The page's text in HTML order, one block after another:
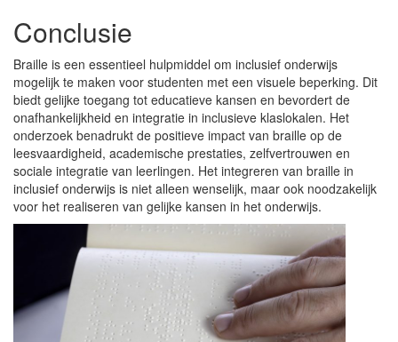
Conclusie
Braille is een essentieel hulpmiddel om inclusief onderwijs
mogelijk te maken voor studenten met een visuele beperking. Dit
biedt gelijke toegang tot educatieve kansen en bevordert de
onafhankelijkheid en integratie in inclusieve klaslokalen. Het
onderzoek benadrukt de positieve impact van braille op de
leesvaardigheid, academische prestaties, zelfvertrouwen en
sociale integratie van leerlingen. Het integreren van braille in
inclusief onderwijs is niet alleen wenselijk, maar ook noodzakelijk
voor het realiseren van gelijke kansen in het onderwijs.